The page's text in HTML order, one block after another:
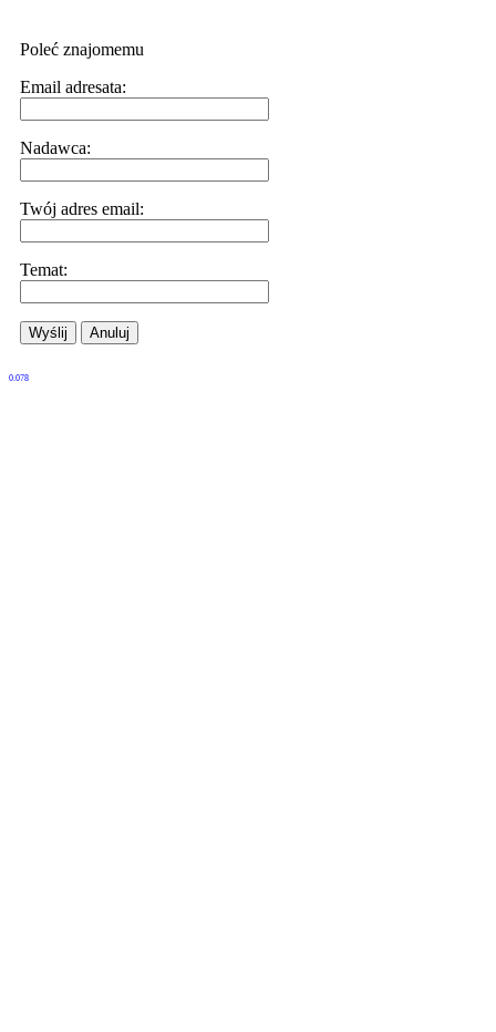
Poleć znajomemu
Email adresata:
Nadawca:
Twój adres email:
Temat:
Wyślij Anuluj
0.078